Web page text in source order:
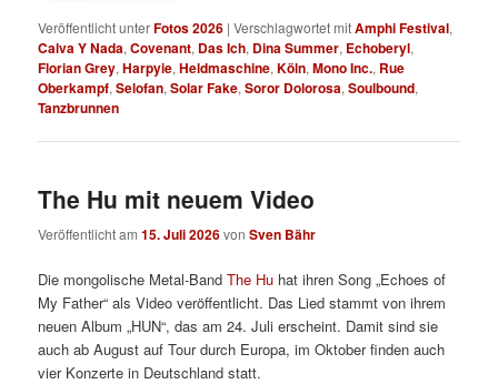
Veröffentlicht unterFotos 2026 |Verschlagwortet mitAmphi Festival,
Calva Y Nada,Covenant, Das Ich, Dina Summer, Echoberyl,
Florian Grey,Harpyie,Heldmaschine,Köln,Mono Inc., Rue
Oberkampf,Selofan,Solar Fake,Soror Dolorosa,Soulbound,
Tanzbrunnen
The Hu mit neuem Video
Veröffentlicht am15. Juli 2026vonSven Bähr
Die mongolische Metal-BandThe Hu hat ihren Song „Echoes of
My Father“ als Video veröffentlicht. Das Lied stammt von ihrem
neuen Album „HUN“, das am 24. Juli erscheint. Damit sind sie
auch ab August auf Tour durch Europa, im Oktober finden auch
vier Konzerte in Deutschland statt.